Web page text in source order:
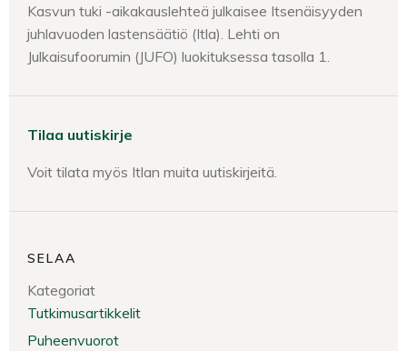
Kasvun tuki -aikakauslehteä julkaisee Itsenäisyyden
juhlavuoden lastensäätiö (Itla). Lehti on
Julkaisufoorumin (JUFO) luokituksessa tasolla 1.
Tilaa uutiskirje
Voit tilata myös Itlan muita uutiskirjeitä.
SELAA
Kategoriat
Tutkimusartikkelit
Puheenvuorot